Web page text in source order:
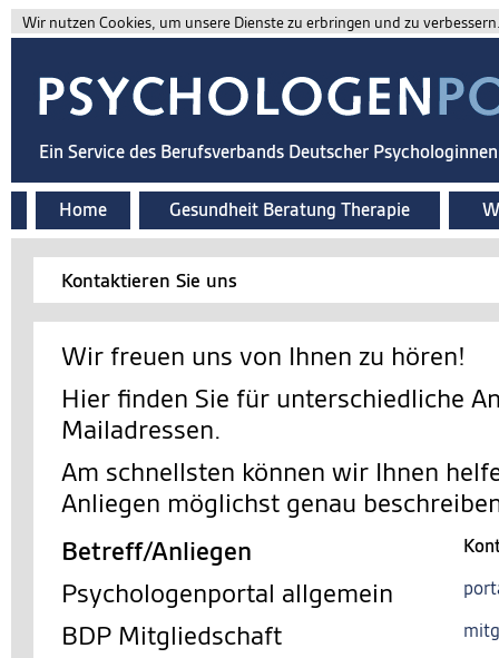
Wir nutzen Cookies, um unsere Dienste zu erbringen und zu
Ein Service des Berufsverbands Deutscher
Home Gesundheit Beratung Therapie
Kontaktieren Sie uns
Wir freuen uns von Ihnen zu hören!
Hier finden Sie für unterschiedliche
Mailadressen.
Am schnellsten können wir Ihnen
Anliegen möglichst genau
Betreff/Anliegen
Psychologenportal allgemein
BDP Mitgliedschaft